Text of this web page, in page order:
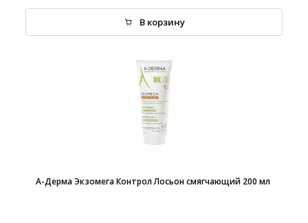
В корзину
А-Дерма Экзомега Контрол Лосьон смягчающий 200 мл